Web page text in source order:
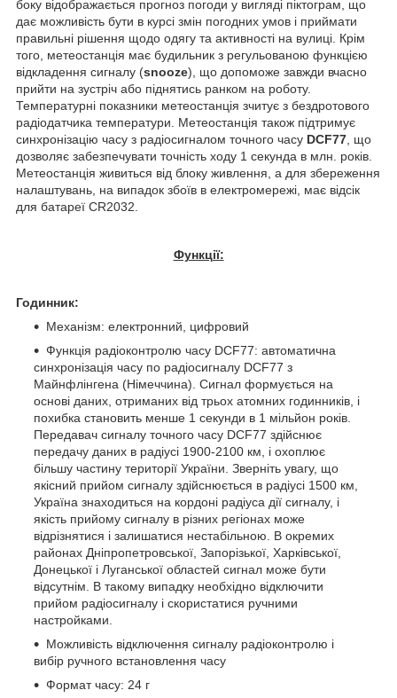
боку відображається прогноз погоди у вигляді піктограм, що
дає можливість бути в курсі змін погодних умов і приймати
правильні рішення щодо одягу та активності на вулиці. Крім
того, метеостанція має будильник з регульованою функцією
відкладення сигналу (snooze), що допоможе завжди вчасно
прийти на зустріч або піднятись ранком на роботу.
Температурні показники метеостанція зчитує з бездротового
радіодатчика температури. Метеостанція також підтримує
синхронізацію часу з радіосигналом точного часу DCF77 , що
дозволяє забезпечувати точність ходу 1 секунда в млн. років.
Метеостанція живиться від блоку живлення, а для збереження
налаштувань, на випадок збоїв в електромережі, має відсік
для батареї CR2032.
Функції:
Годинник:
Механізм: електронний, цифровий
Функція радіоконтролю часу DCF77: автоматична
синхронізація часу по радіосигналу DCF77 з
Майнфлінгена (Німеччина). Сигнал формується на
основі даних, отриманих від трьох атомних годинників, і
похибка становить менше 1 секунди в 1 мільйон років.
Передавач сигналу точного часу DCF77 здійснює
передачу даних в радіусі 1900-2100 км, і охоплює
більшу частину території України. Зверніть увагу, що
якісний прийом сигналу здійснюється в радіусі 1500 км,
Україна знаходиться на кордоні радіуса дії сигналу, і
якість прийому сигналу в різних регіонах може
відрізнятися і залишатися нестабільною. В окремих
районах Дніпропетровської, Запорізької, Харківської,
Донецької і Луганської областей сигнал може бути
відсутнім. В такому випадку необхідно відключити
прийом радіосигналу і скористатися ручними
настройками.
Можливість відключення сигналу радіоконтролю і
вибір ручного встановлення часу
Формат часу: 24 г